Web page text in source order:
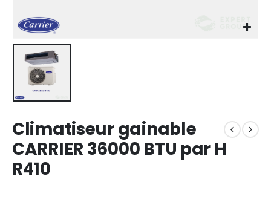
Climatiseur gainable
CARRIER 36000 BTU par H
R410